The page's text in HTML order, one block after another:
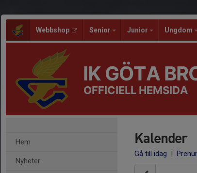
Webbshop Senior Junior Ungdom
IK GÖTA
OFFICIELL HEMSIDA
Hem
Nyheter
Kalender
Gå till idag |